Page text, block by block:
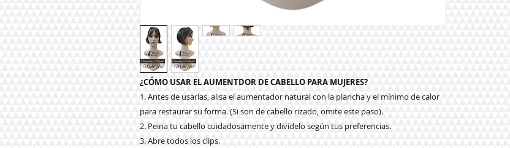
¿CÓMO USAR EL AUMENTDOR DE CABELLO PARA MUJERES?
1. Antes de usarlas, alisa el aumentador natural con la plancha y el mínimo de calor
para restaurar su forma. (Si son de cabello rizado, omite este paso).
2. Peina tu cabello cuidadosamente y divídelo según tus preferencias.
3. Abre todos los clips.